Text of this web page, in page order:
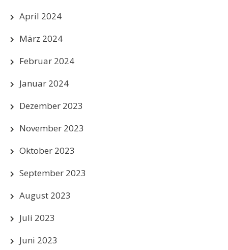
April 2024
März 2024
Februar 2024
Januar 2024
Dezember 2023
November 2023
Oktober 2023
September 2023
August 2023
Juli 2023
Juni 2023